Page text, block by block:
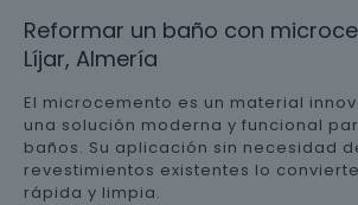
Reformar un baño con
Líjar, Almería
El microcemento es un material
una solución moderna y funcional
baños. Su aplicación sin necesidad
revestimientos existentes lo
rápida y limpia.